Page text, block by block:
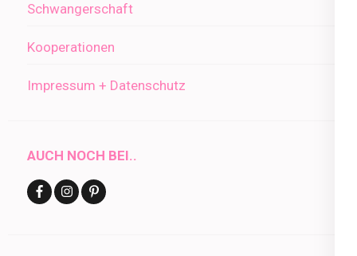
Schwangerschaft
Kooperationen
Impressum + Datenschutz
AUCH NOCH BEI..